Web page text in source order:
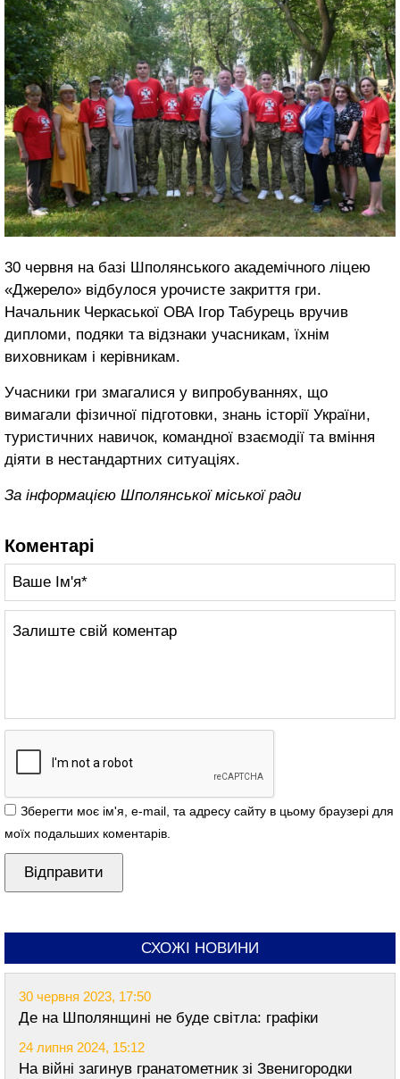
30 червня на базі Шполянського академічного ліцею
«Джерело» відбулося урочисте закриття гри.
Начальник Черкаської ОВА Ігор Табурець вручив
дипломи, подяки та відзнаки учасникам, їхнім
виховникам і керівникам.
Учасники гри змагалися у випробуваннях, що
вимагали фізичної підготовки, знань історії України,
туристичних навичок, командної взаємодії та вміння
діяти в нестандартних ситуаціях.
За інформацією Шполянської міської ради
Коментарі
Зберегти моє ім'я, e-mail, та адресу сайту в цьому браузері для
моїх подальших коментарів.
СХОЖІ НОВИНИ
30 червня 2023, 17:50
Де на Шполянщині не буде світла: графіки
24 липня 2024, 15:12
На війні загинув гранатометник зі Звенигородки